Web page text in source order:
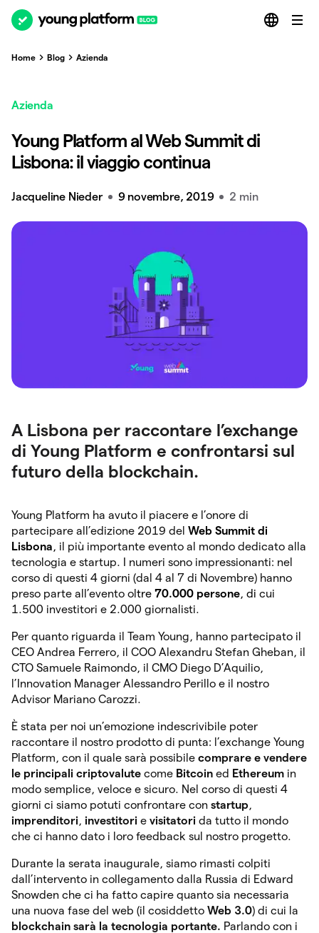
Home Blog Azienda
Azienda
Young Platform al Web Summit di
Lisbona: il viaggio continua
Jacqueline Nieder 9 novembre, 2019 2 min
A Lisbona per raccontare l’exchange
di Young Platform e confrontarsi sul
futuro della blockchain.
Young Platform ha avuto il piacere e l’onore di
partecipare all’edizione 2019 del Web Summit di
Lisbona, il più importante evento al mondo dedicato alla
tecnologia e startup. I numeri sono impressionanti: nel
corso di questi 4 giorni (dal 4 al 7 di Novembre) hanno
preso parte all’evento ol tre 70.000 persone, di cui
1.500 investitori e 2.000 giornalisti.
Per quanto riguarda il Team Young, hanno partecipato il
CEO Andrea Ferrero, il COO Alexandru Stefan Gheban, il
CTO Samuele Raimondo, il CMO Diego D’Aquilio,
l’Innovation Manager Alessandro Perillo e il nostro
Advisor Mariano Carozzi.
È stata per noi un’emozione indescrivibile poter
raccontare il nostro prodotto di punta: l’exchange Young
Platform, con il quale sarà possibile comprare e vendere
le principali criptovalute come Bitcoin ed Ethereum in
modo semplice, veloce e sicuro. Nel corso di questi 4
giorni ci siamo potuti confrontare con startup,
imprenditori, investitori e visitatori da tutto il mondo
che ci hanno dato i loro feedback sul nostro progetto.
Durante la serata inaugurale, siamo rimasti colpiti
dall’intervento in collegamento dalla Russia di Edward
Snowden che ci ha fatto capire quanto sia necessaria
una nuova fase del web (il cosiddetto Web 3.0) di cui la
blockchain sarà la tecnologia portante. Parlando con i